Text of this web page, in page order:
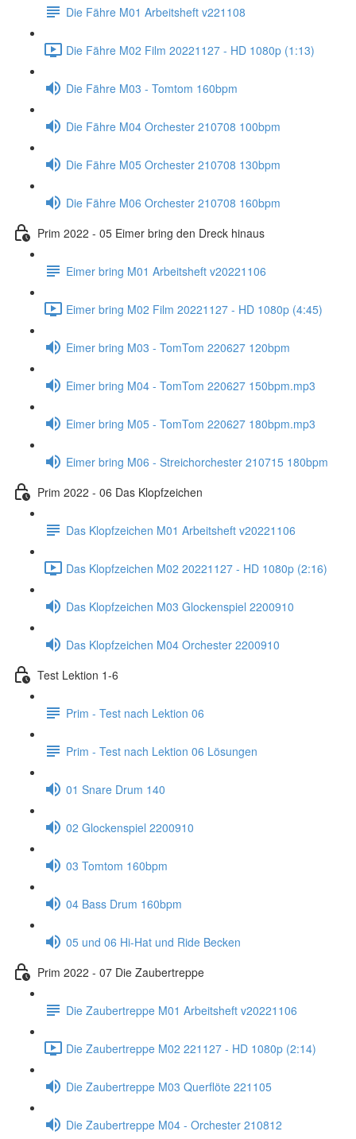
Die Fähre M01 Arbeitsheft v221108
Die Fähre M02 Film 20221127 - HD 1080p (1:13)
Die Fähre M03 - Tomtom 160bpm
Die Fähre M04 Orchester 210708 100bpm
Die Fähre M05 Orchester 210708 130bpm
Die Fähre M06 Orchester 210708 160bpm
Prim 2022 - 05 Eimer bring den Dreck hinaus
Eimer bring M01 Arbeitsheft v20221106
Eimer bring M02 Film 20221127 - HD 1080p (4:45)
Eimer bring M03 - TomTom 220627 120bpm
Eimer bring M04 - TomTom 220627 150bpm.mp3
Eimer bring M05 - TomTom 220627 180bpm.mp3
Eimer bring M06 - Streichorchester 210715 180bpm
Prim 2022 - 06 Das Klopfzeichen
Das Klopfzeichen M01 Arbeitsheft v20221106
Das Klopfzeichen M02 20221127 - HD 1080p (2:16)
Das Klopfzeichen M03 Glockenspiel 2200910
Das Klopfzeichen M04 Orchester 2200910
Test Lektion 1-6
Prim - Test nach Lektion 06
Prim - Test nach Lektion 06 Lösungen
01 Snare Drum 140
02 Glockenspiel 2200910
03 Tomtom 160bpm
04 Bass Drum 160bpm
05 und 06 Hi-Hat und Ride Becken
Prim 2022 - 07 Die Zaubertreppe
Die Zaubertreppe M01 Arbeitsheft v20221106
Die Zaubertreppe M02 221127 - HD 1080p (2:14)
Die Zaubertreppe M03 Querflöte 221105
Die Zaubertreppe M04 - Orchester 210812